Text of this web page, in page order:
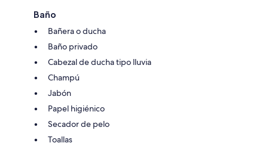
Baño
Bañera o ducha
Baño privado
Cabezal de ducha tipo lluvia
Champú
Jabón
Papel higiénico
Secador de pelo
Toallas